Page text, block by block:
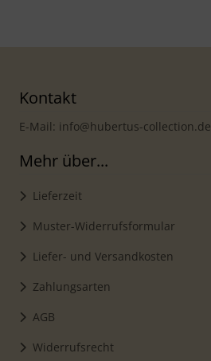
Kontakt
E-Mail: info@hubertus-collection.de
Mehr über...
Lieferzeit
Muster-Widerrufsformular
Liefer- und Versandkosten
Zahlungsarten
AGB
Widerrufsrecht